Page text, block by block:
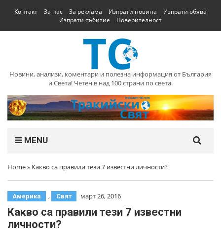
Контакт За нас За реклама Изпрати новина
Изпрати обява
Изпрати събитие
Поверителност
Новини, анализи, коментари и полезна информация от България
и Света! Четен в над 100 страни по света.
MENU
Home» Какво са правили тези 7 известни личности?
Америка , Свят март 26, 2016
Какво са правили тези 7 известни
личности?